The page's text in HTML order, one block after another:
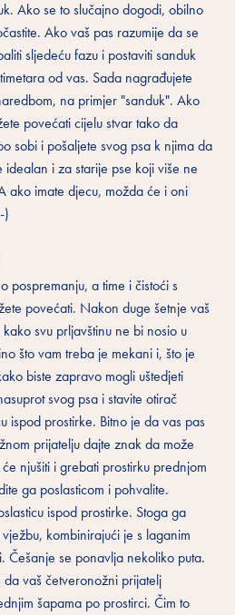
Ako se to slučajno dogodi, obilno
Ako vaš pas razumije da se
sljedeću fazu i postaviti sanduk
od vas. Sada nagrađujete
na primjer "sanduk". Ako
povećati cijelu stvar tako da
sobi i pošaljete svog psa k njima da
i za starije pse koji više ne
ako imate djecu, možda će i oni
)
pospremanju, a time i čistoći s
povećati. Nakon duge šetnje vaš
svu prljavštinu ne bi nosio u
što vam treba je mekani i, što je
biste zapravo mogli uštedjeti
svog psa i stavite otirač
ispod prostirke. Bitno je da vas pas
prijatelju dajte znak da može
njušiti i grebati prostirku prednjom
ga poslasticom i pohvalite.
ispod prostirke. Stoga ga
kombinirajući je s laganim
Češanje se ponavlja nekoliko puta.
vaš četveronožni prijatelj
šapama po prostirci. Čim to